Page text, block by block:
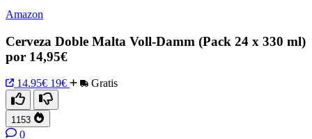
Amazon
Cerveza Doble Malta Voll-Damm (Pack 24 x 330 ml)
por 14,95€
14.95€ 19€ Gratis
1153
0